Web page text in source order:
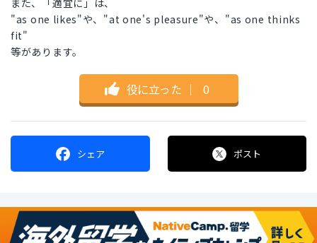
また、「適宜に」は、
"as one likes"や、"at one's pleasure"や、"as one thinks
fit"
等があります。
役に立った ｜ 0
シェア ポスト